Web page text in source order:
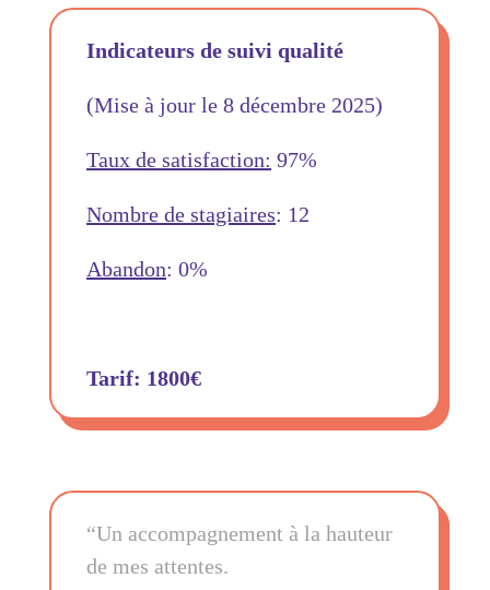
Indicateurs de suivi qualité
(Mise à jour le 8 décembre 2025)
Taux de satisfaction: 97%
Nombre de stagiaires: 12
Abandon: 0%
Tarif: 1800€
“Un accompagnement à la hauteur
de mes attentes.